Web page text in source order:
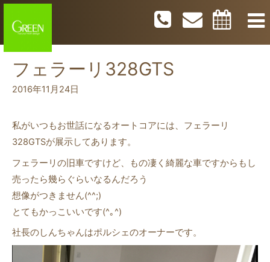
フェラーリ328GTS
2016年11月24日
私がいつもお世話になるオートコアには、フェラーリ
328GTSが展示してあります。
フェラーリの旧車ですけど、もの凄く綺麗な車ですからもし
売ったら幾らぐらいなるんだろう
想像がつきません(^^;)
とてもかっこいいです(^｡^)
社長のしんちゃんはポルシェのオーナーです。